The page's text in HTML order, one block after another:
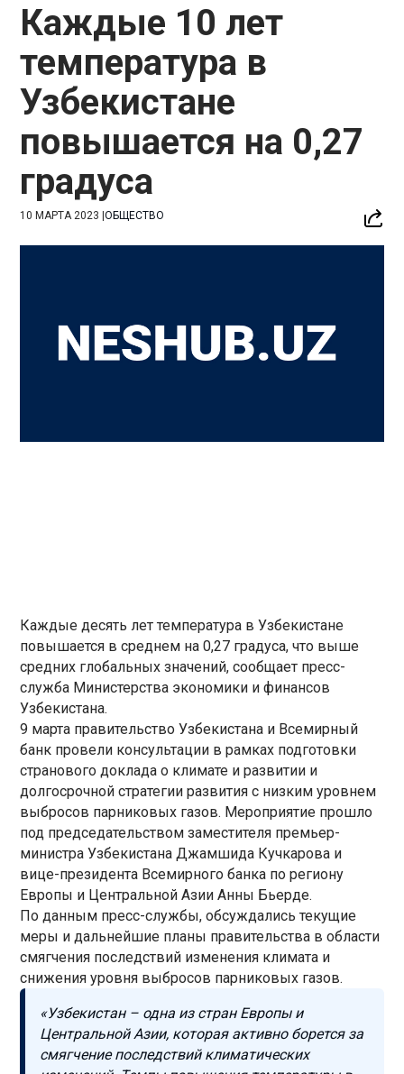
Каждые 10 лет
температура в
Узбекистане
повышается на 0,27
градуса
10 МАРТА 2023 |ОБЩЕСТВО
Каждые десять лет температура в Узбекистане
повышается в среднем на 0,27 градуса, что выше
средних глобальных значений, сообщает пресс-
служба Министерства экономики и финансов
Узбекистана.
9 марта правительство Узбекистана и Всемирный
банк провели консультации в рамках подготовки
странового доклада о климате и развитии и
долгосрочной стратегии развития с низким уровнем
выбросов парниковых газов. Мероприятие прошло
под председательством заместителя премьер-
министра Узбекистана Джамшида Кучкарова и
вице-президента Всемирного банка по региону
Европы и Центральной Азии Анны Бьерде.
По данным пресс-службы, обсуждались текущие
меры и дальнейшие планы правительства в области
смягчения последствий изменения климата и
снижения уровня выбросов парниковых газов.
«Узбекистан – одна из стран Европы и
Центральной Азии, которая активно борется за
смягчение последствий климатических